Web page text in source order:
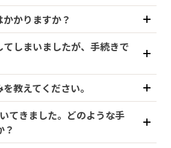
かりますか？
しまいましたが、手続きで
教えてください。
てきました。どのような手
？